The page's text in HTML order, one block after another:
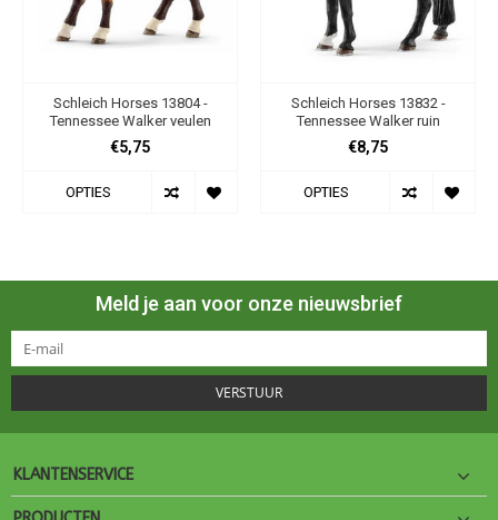
Schleich Horses 13804 -
Tennessee Walker veulen
€5,75
OPTIES
Schleich Horses 13832 -
Tennessee Walker ruin
€8,75
OPTIES
Meld je aan voor onze nieuwsbrief
VERSTUUR
KLANTENSERVICE